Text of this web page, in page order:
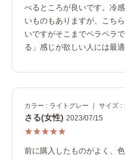
べるところが良いです。冷
いものもありますが、こち
いですがそこまでペラペラ
る」感じが欲しい人には最適
カラー : ライトグレー ｜ サイズ :
さる(女性) 2023/07/15
前に購入したものがよく、